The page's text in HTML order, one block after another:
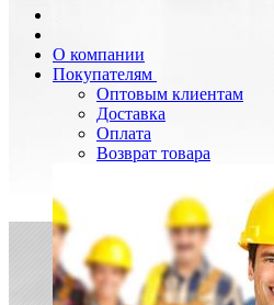
О компании
Покупателям
Оптовым клиентам
Доставка
Оплата
Возврат товара